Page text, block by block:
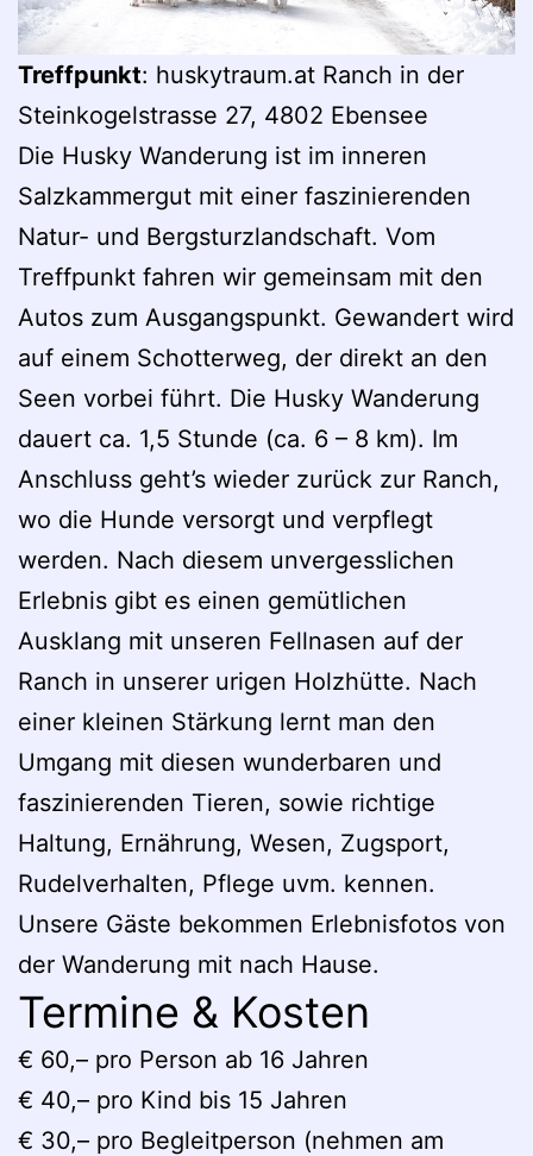
Treffpunkt: huskytraum.at Ranch in der
Steinkogelstrasse 27, 4802 Ebensee
Die Husky Wanderung ist im inneren
Salzkammergut mit einer faszinierenden
Natur- und Bergsturzlandschaft. Vom
Treffpunkt fahren wir gemeinsam mit den
Autos zum Ausgangspunkt. Gewandert wird
auf einem Schotterweg, der direkt an den
Seen vorbei führt. Die Husky Wanderung
dauert ca. 1,5 Stunde (ca. 6 – 8 km). Im
Anschluss geht’s wieder zurück zur Ranch,
wo die Hunde versorgt und verpflegt
werden. Nach diesem unvergesslichen
Erlebnis gibt es einen gemütlichen
Ausklang mit unseren Fellnasen auf der
Ranch in unserer urigen Holzhütte. Nach
einer kleinen Stärkung lernt man den
Umgang mit diesen wunderbaren und
faszinierenden Tieren, sowie richtige
Haltung, Ernährung, Wesen, Zugsport,
Rudelverhalten, Pflege uvm. kennen.
Unsere Gäste bekommen Erlebnisfotos von
der Wanderung mit nach Hause.
Termine & Kosten
€ 60,– pro Person ab 16 Jahren
€ 40,– pro Kind bis 15 Jahren
€ 30,– pro Begleitperson (nehmen am